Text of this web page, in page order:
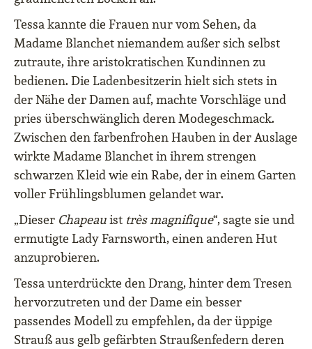
Tessa kannte die Frauen nur vom Sehen, da
Madame Blanchet niemandem außer sich selbst
zutraute, ihre aristokratischen Kundinnen zu
bedienen. Die Ladenbesitzerin hielt sich stets in
der Nähe der Damen auf, machte Vorschläge und
pries überschwänglich deren Modegeschmack.
Zwischen den farbenfrohen Hauben in der Auslage
wirkte Madame Blanchet in ihrem strengen
schwarzen Kleid wie ein Rabe, der in einem Garten
voller Frühlingsblumen gelandet war.
„Dieser Chapeauist très magnifique“, sagte sie und
ermutigte Lady Farnsworth, einen anderen Hut
anzuprobieren.
Tessa unterdrückte den Drang, hinter dem Tresen
hervorzutreten und der Dame ein besser
passendes Modell zu empfehlen, da der üppige
Strauß aus gelb gefärbten Straußenfedern deren